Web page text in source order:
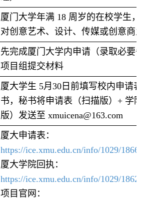
厦门大学年满 18 周岁的在校学生
对创意艺术、设计、传媒或创意商
先完成厦门大学内申请（录取必要
项目组提交材料
厦大学生 5月30日前填写校内申请
书，秘书将申请表（扫描版）+ 学
版）发送至 xmuicena@163.com
厦大申请表：
https://ice.xmu.edu.cn/info/1029/
厦大学院回执：
https://ice.xmu.edu.cn/info/1029/
项目官网：